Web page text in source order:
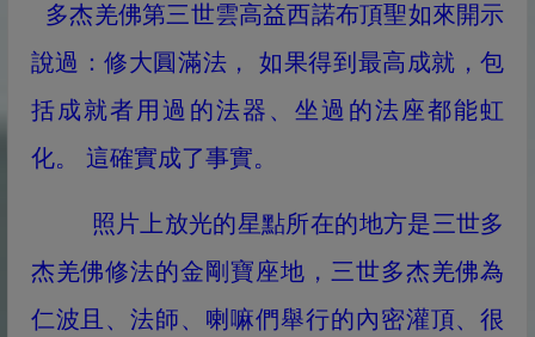
多杰羌佛第三世雲高益西諾布頂聖如來開示
說過：修大圓滿法， 如果得到最高成就，包
括成就者用過的法器、坐過的法座都能虹
化。 這確實成了事實。
照片上放光的星點所在的地方是三世多
杰羌佛修法的金剛寶座地，三世多杰羌佛為
仁波且、法師、喇嘛們舉行的內密灌頂、很